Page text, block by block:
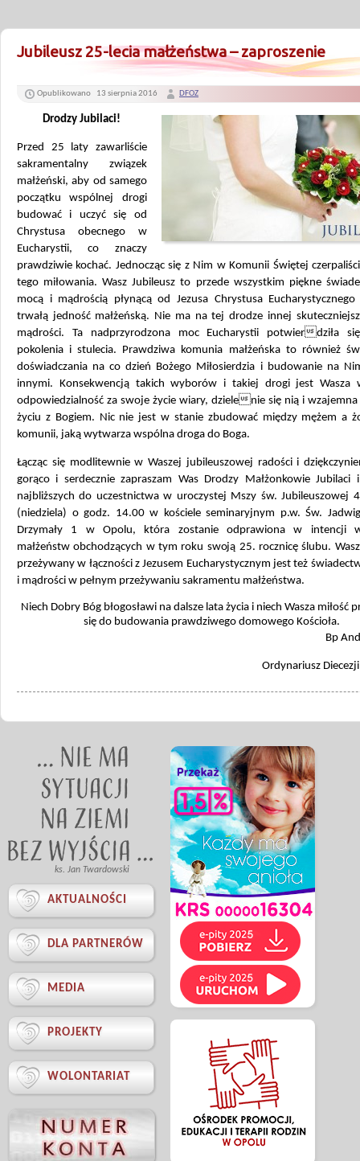
Jubileusz 25-lecia małżeństwa – zaproszenie
Opublikowano 13 sierpnia 2016 DFOZ
Drodzy Jubilaci!
Przed 25 laty zawarliście
sakramentalny związek
małżeński, aby od samego
początku wspólnej drogi
budować i uczyć się od
Chrystusa obecnego w
Eucharystii, co znaczy
prawdziwie kochać. Jednocząc się z Nim w Komunii Świętej
tego miłowania. Wasz Jubileusz to przede wszystkim piękne
mocą i mądrością płynącą od Jezusa Chrystusa
trwałą jedność małżeńską. Nie ma na tej drodze innej
mądrości. Ta nadprzyrodzona moc Eucharystii potwierdziła
pokolenia i stulecia. Prawdziwa komunia małżeńska to również
doświadczania na co dzień Bożego Miłosierdzia i budowanie na
innymi. Konsekwencją takich wyborów i takiej drogi jest Wasza
odpowiedzialność za swoje życie wiary, dzielenie się nią i
życiu z Bogiem. Nic nie jest w stanie zbudować między mężem a
komunii, jaką wytwarza wspólna droga do Boga.
Łącząc się modlitewnie w Waszej jubileuszowej radości i
gorąco i serdecznie zapraszam Was Drodzy Małżonkowie Jubilaci
najbliższych do uczestnictwa w uroczystej Mszy św. Jubileuszowej
(niedziela) o godz. 14.00 w kościele seminaryjnym p.w. Św.
Drzymały 1 w Opolu, która zostanie odprawiona w intencji
małżeństw obchodzących w tym roku swoją 25. rocznicę ślubu.
przeżywany w łączności z Jezusem Eucharystycznym jest też
i mądrości w pełnym przeżywaniu sakramentu małżeństwa.
Niech Dobry Bóg błogosławi na dalsze lata życia i niech Wasza miłość
się do budowania prawdziwego domowego Kościoła.
Bp
Ordynariusz
ks. Jan Twardowski
 AKTUALNOŚCI
 DLA PARTNERÓW
 MEDIA
 PROJEKTY
 WOLONTARIAT